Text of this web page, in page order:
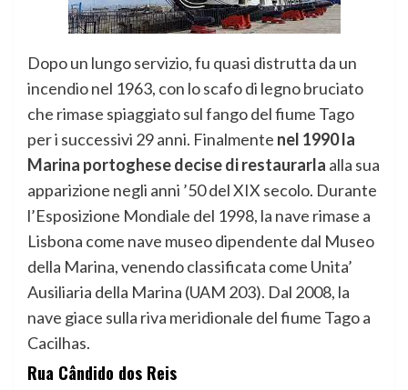
Dopo un lungo servizio, fu quasi distrutta da un
incendio nel 1963, con lo scafo di legno bruciato
che rimase spiaggiato sul fango del fiume Tago
per i successivi 29 anni. Finalmente nel 1990 la
Marina portoghese decise di restaurarla alla sua
apparizione negli anni ’50 del XIX secolo. Durante
l’Esposizione Mondiale del 1998, la nave rimase a
Lisbona come nave museo dipendente dal Museo
della Marina, venendo classificata come Unita’
Ausiliaria della Marina (UAM 203). Dal 2008, la
nave giace sulla riva meridionale del fiume Tago a
Cacilhas.
Rua Cândido dos Reis